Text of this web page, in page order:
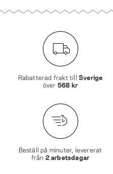
Rabatterad frakt till Sverige
över 568 kr
Beställ på minuter, levererat
från 2 arbetsdagar